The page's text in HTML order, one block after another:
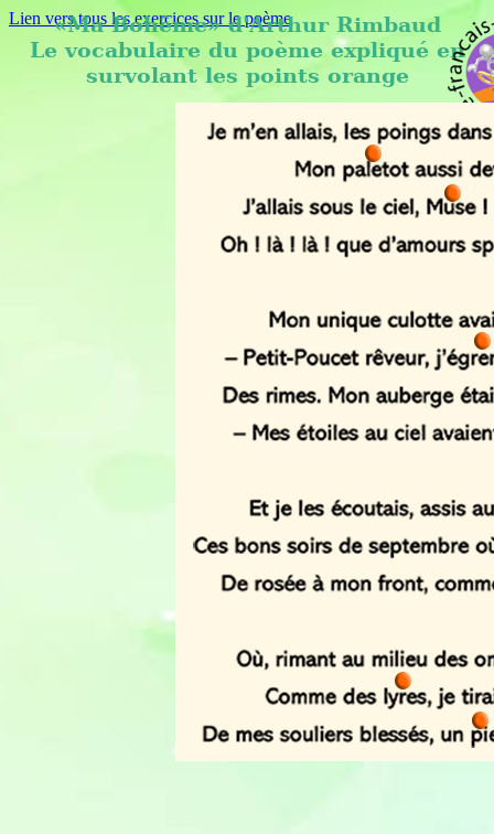
Lien vers tous les exercices sur le poème
«Ma Bohême» d'Arthur Rimbaud
Le vocabulaire du poème expliqué en
survolant les points orange